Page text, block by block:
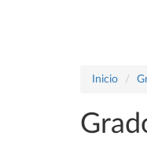
Inicio